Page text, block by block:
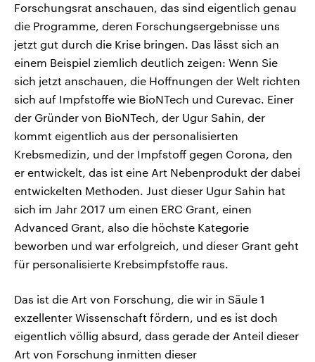
Forschungsrat anschauen, das sind eigentlich genau
die Programme, deren Forschungsergebnisse uns
jetzt gut durch die Krise bringen. Das lässt sich an
einem Beispiel ziemlich deutlich zeigen: Wenn Sie
sich jetzt anschauen, die Hoffnungen der Welt richten
sich auf Impfstoffe wie BioNTech und Curevac. Einer
der Gründer von BioNTech, der Ugur Sahin, der
kommt eigentlich aus der personalisierten
Krebsmedizin, und der Impfstoff gegen Corona, den
er entwickelt, das ist eine Art Nebenprodukt der dabei
entwickelten Methoden. Just dieser Ugur Sahin hat
sich im Jahr 2017 um einen ERC Grant, einen
Advanced Grant, also die höchste Kategorie
beworben und war erfolgreich, und dieser Grant geht
für personalisierte Krebsimpfstoffe raus.
Das ist die Art von Forschung, die wir in Säule 1
exzellenter Wissenschaft fördern, und es ist doch
eigentlich völlig absurd, dass gerade der Anteil dieser
Art von Forschung inmitten dieser